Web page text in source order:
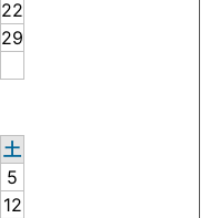
22
29
土
5
12